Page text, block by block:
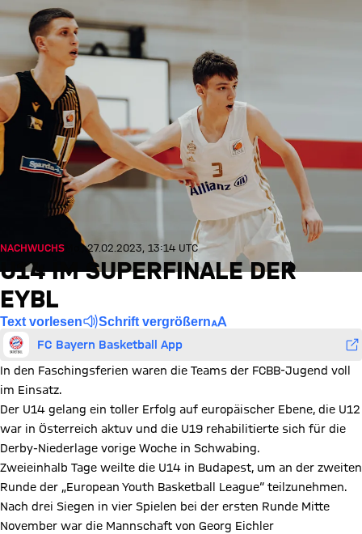
NACHWUCHS Mo., 27.02.2023, 13:14 UTC
U14 IM SUPERFINALE DER
EYBL
Text vorlesen Schrift vergrößern
FC Bayern Basketball App
In den Faschingsferien waren die Teams der FCBB-Jugend voll
im Einsatz.
Der U14 gelang ein toller Erfolg auf europäischer Ebene, die U12
war in Österreich aktuv und die U19 rehabilitierte sich für die
Derby-Niederlage vorige Woche in Schwabing.
Zweieinhalb Tage weilte die U14 in Budapest, um an der zweiten
Runde der „European Youth Basketball League“ teilzunehmen.
Nach drei Siegen in vier Spielen bei der ersten Runde Mitte
November war die Mannschaft von Georg Eichler